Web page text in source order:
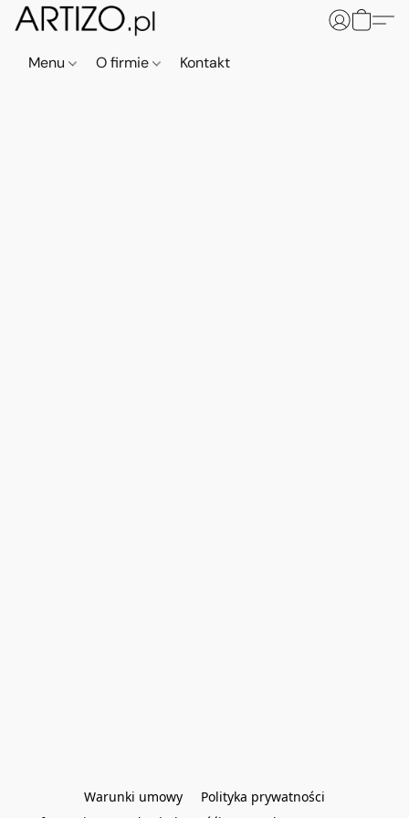
Menu O firmie Kontakt
Warunki umowy
Polityka prywatności